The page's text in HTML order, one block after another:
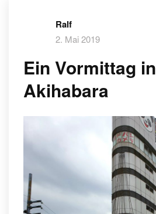
Ralf
2. Mai 2019
Ein Vormittag in
Akihabara